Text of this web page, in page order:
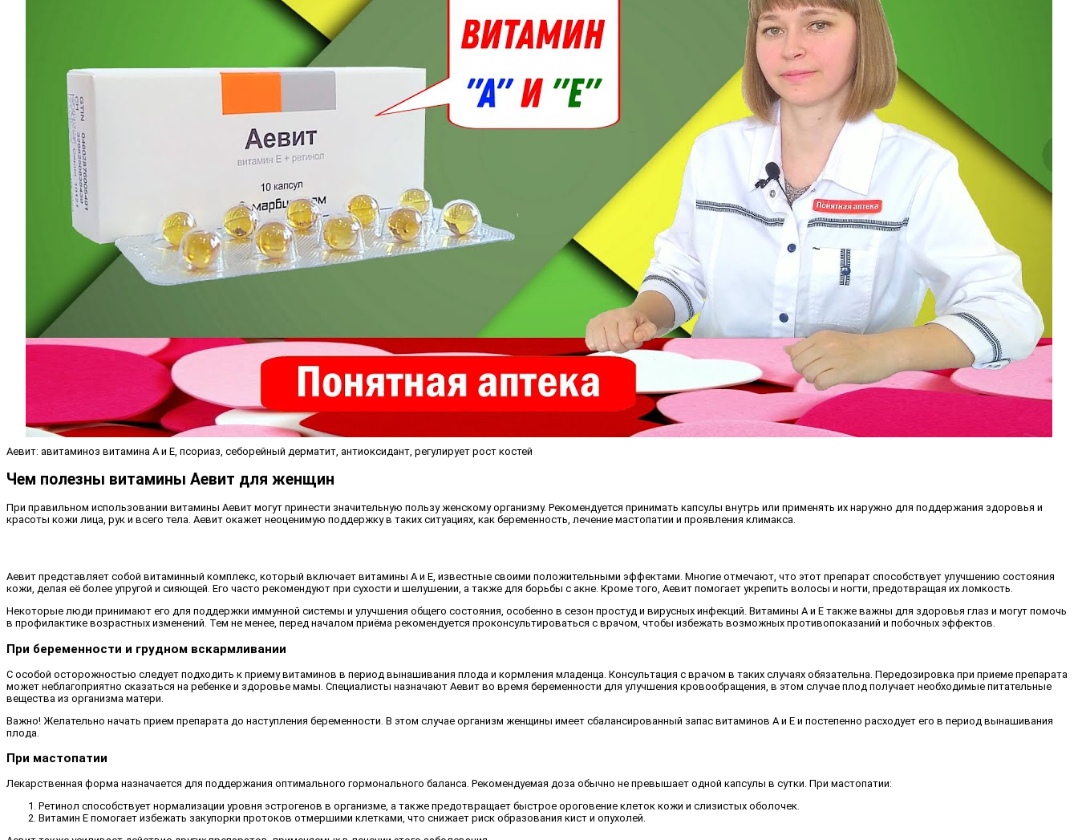
Аевит: авитаминоз витамина А и Е, псориаз, себорейный дерматит, антиоксидант, регулирует рост костей
Чем полезны витамины Аевит для женщин
При правильном использовании витамины Аевит могут принести значительную пользу женскому организму. Рекомендуется принимать капсулы внутрь или применять их наружно для поддержания здоровья и
красоты кожи лица, рук и всего тела. Аевит окажет неоценимую поддержку в таких ситуациях, как беременность, лечение мастопатии и проявления климакса.
Аевит представляет собой витаминный комплекс, который включает витамины A и E, известные своими положительными эффектами. Многие отмечают, что этот препарат способствует улучшению состояния
кожи, делая её более упругой и сияющей. Его часто рекомендуют при сухости и шелушении, а также для борьбы с акне. Кроме того, Аевит помогает укрепить волосы и ногти, предотвращая их ломкость.
Некоторые люди принимают его для поддержки иммунной системы и улучшения общего состояния, особенно в сезон простуд и вирусных инфекций. Витамины A и E также важны для здоровья глаз и могут помочь
в профилактике возрастных изменений. Тем не менее, перед началом приёма рекомендуется проконсультироваться с врачом, чтобы избежать возможных противопоказаний и побочных эффектов.
При беременности и грудном вскармливании
С особой осторожностью следует подходить к приему витаминов в период вынашивания плода и кормления младенца. Консультация с врачом в таких случаях обязательна. Передозировка при приеме препарата
может неблагоприятно сказаться на ребенке и здоровье мамы. Специалисты назначают Аевит во время беременности для улучшения кровообращения, в этом случае плод получает необходимые питательные
вещества из организма матери.
Важно! Желательно начать прием препарата до наступления беременности. В этом случае организм женщины имеет сбалансированный запас витаминов А и Е и постепенно расходует его в период вынашивания
плода.
При мастопатии
Лекарственная форма назначается для поддержания оптимального гормонального баланса. Рекомендуемая доза обычно не превышает одной капсулы в сутки. При мастопатии:
Ретинол способствует нормализации уровня эстрогенов в организме, а также предотвращает быстрое ороговение клеток кожи и слизистых оболочек.
Витамин Е помогает избежать закупорки протоков отмершими клетками, что снижает риск образования кист и опухолей.